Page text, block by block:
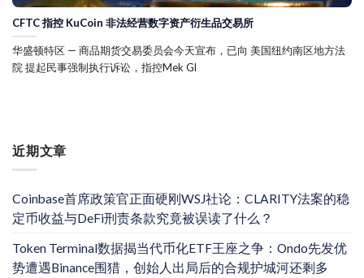
近期文章
Coinbase首席政策官正面硬刚WSJ社论：CLARITY法案的稳
定币收益与DeFi刑责条款究竟被误读了什么？
Token Terminal数据揭当代币化ETF王座之争：Ondo先发优
势遭遇Binance围猎，创始人出局后的合规护城河还剩多
CFTC 指控 KuCoin 非法经营数字资产衍生品交易所
华盛顿特区 — 商品期货交易委员会今天宣布，已向 美国纽约南区地方法
院 提起民事强制执行诉讼，指控Mek Gl